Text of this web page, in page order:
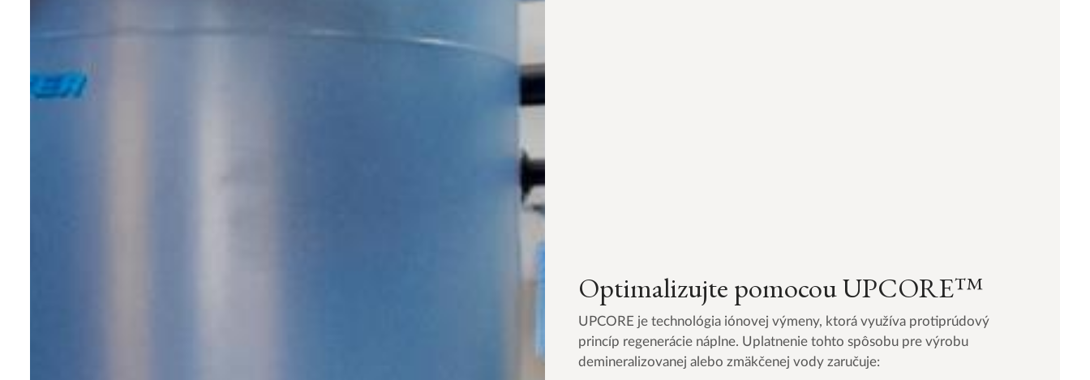
Optimalizujte pomocou UPCORE™
UPCORE je technológia iónovej výmeny, ktorá využíva protiprúdový
princíp regenerácie náplne. Uplatnenie tohto spôsobu pre výrobu
demineralizovanej alebo zmäkčenej vody zaručuje: